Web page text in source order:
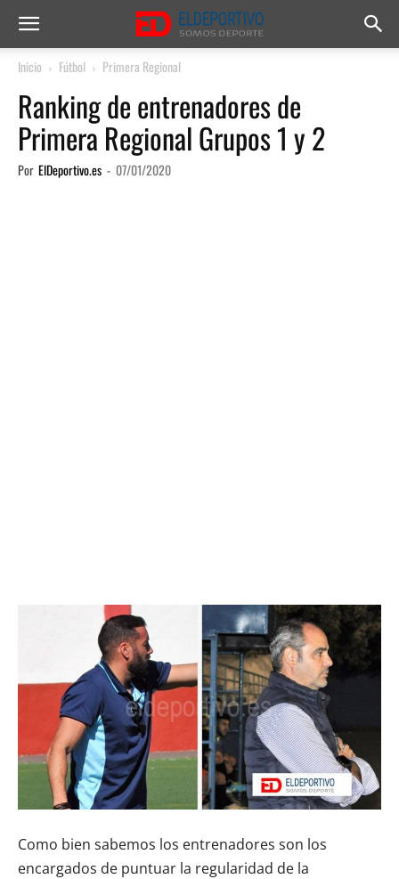
Inicio Fútbol Primera Regional
Ranking de entrenadores de
Primera Regional Grupos 1 y 2
Por ElDeportivo.es - 07/01/2020
Como bien sabemos los entrenadores son los
encargados de puntuar la regularidad de la